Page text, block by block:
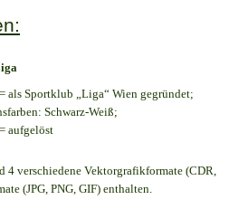
als Sportklub „Liga“ Wien gegründet;
Schwarz-Weiß;
aufgelöst
4 verschiedene Vektorgrafikformate (CDR,
(JPG, PNG, GIF) enthalten.